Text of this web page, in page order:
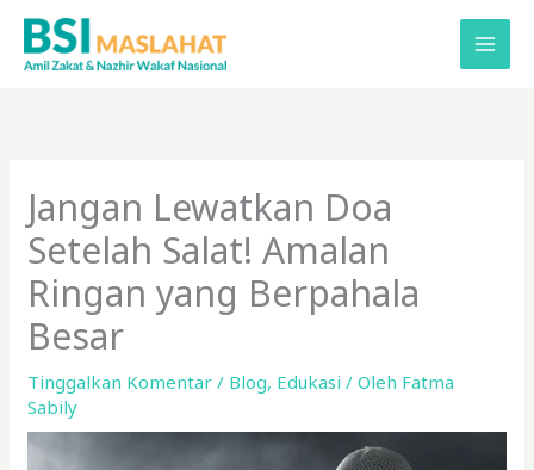
Lewati
konten
Jangan Lewatkan Doa
Setelah Salat! Amalan
Ringan yang Berpahala
Besar
Tinggalkan Komentar / Blog, Edukasi / Oleh Fatma
Sabily